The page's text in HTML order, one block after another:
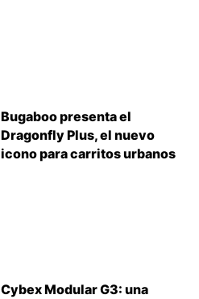
Bugaboo presenta el
Dragonfly Plus, el nuevo
icono para carritos urbanos
Cybex Modular G3: una